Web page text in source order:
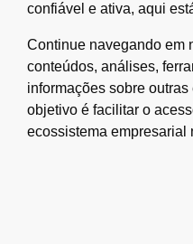
confiável e ativa, aqui
Continue navegando em
conteúdos, análises,
informações sobre
objetivo é facilitar o
ecossistema empresarial